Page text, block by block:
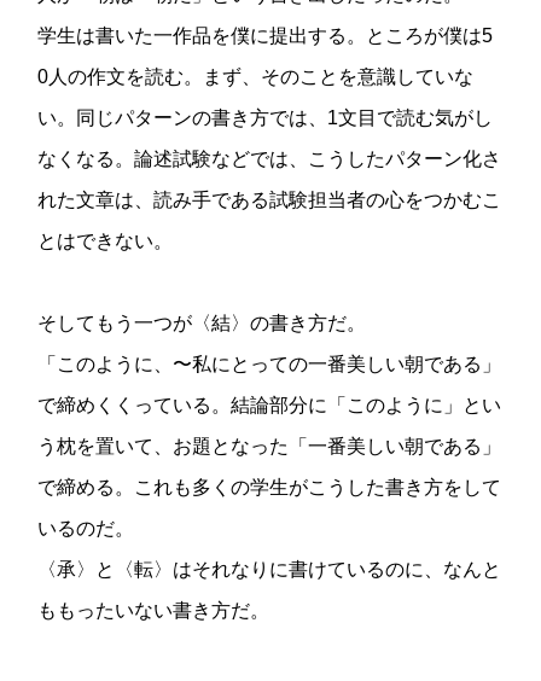
学生は書いた一作品を僕に提出する。ところが僕は5
0人の作文を読む。まず、そのことを意識していな
い。同じパターンの書き方では、1文目で読む気がし
なくなる。論述試験などでは、こうしたパターン化さ
れた文章は、読み手である試験担当者の心をつかむこ
とはできない。
そしてもう一つが〈結〉の書き方だ。
「このように、〜私にとっての一番美しい朝である」
で締めくくっている。結論部分に「このように」とい
う枕を置いて、お題となった「一番美しい朝である」
で締める。これも多くの学生がこうした書き方をして
いるのだ。
〈承〉と〈転〉はそれなりに書けているのに、なんと
ももったいない書き方だ。